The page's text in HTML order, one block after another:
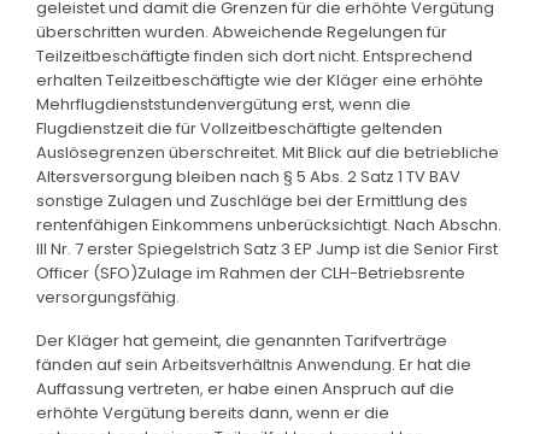
geleistet und damit die Grenzen für die erhöhte Vergütung
überschritten wurden. Abweichende Regelungen für
Teilzeitbeschäftigte finden sich dort nicht. Entsprechend
erhalten Teilzeitbeschäftigte wie der Kläger eine erhöhte
Mehrflugdienststundenvergütung erst, wenn die
Flugdienstzeit die für Vollzeitbeschäftigte geltenden
Auslösegrenzen überschreitet. Mit Blick auf die betriebliche
Altersversorgung bleiben nach § 5 Abs. 2 Satz 1 TV BAV
sonstige Zulagen und Zuschläge bei der Ermittlung des
rentenfähigen Einkommens unberücksichtigt. Nach Abschn.
III Nr. 7 erster Spiegelstrich Satz 3 EP Jump ist die Senior First
Officer (SFO)Zulage im Rahmen der CLH-Betriebsrente
versorgungsfähig.
Der Kläger hat gemeint, die genannten Tarifverträge
fänden auf sein Arbeitsverhältnis Anwendung. Er hat die
Auffassung vertreten, er habe einen Anspruch auf die
erhöhte Vergütung bereits dann, wenn er die